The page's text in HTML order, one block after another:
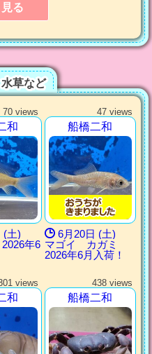
る
草など
70 views
和
(土)
年6
47 views
船橋二和
6月20日 (土)
マゴイ カガミ
2026年6月入荷！
views
和
438 views
船橋二和